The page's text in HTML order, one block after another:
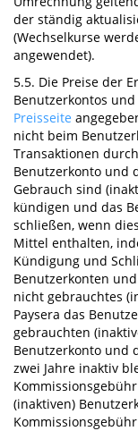
der ständig
(Wechselkurse
angewendet).
5.5. Die Preise der
Benutzerkontos
Preisseite
nicht beim
Transaktionen
Benutzerkonto und
Gebrauch sind
kündigen und das
schließen, wenn
Mittel enthalten,
Kündigung und
Benutzerkonten
nicht gebrauchtes
Paysera das
gebrauchten
Benutzerkonto und
zwei Jahre inaktiv
(inaktiven)